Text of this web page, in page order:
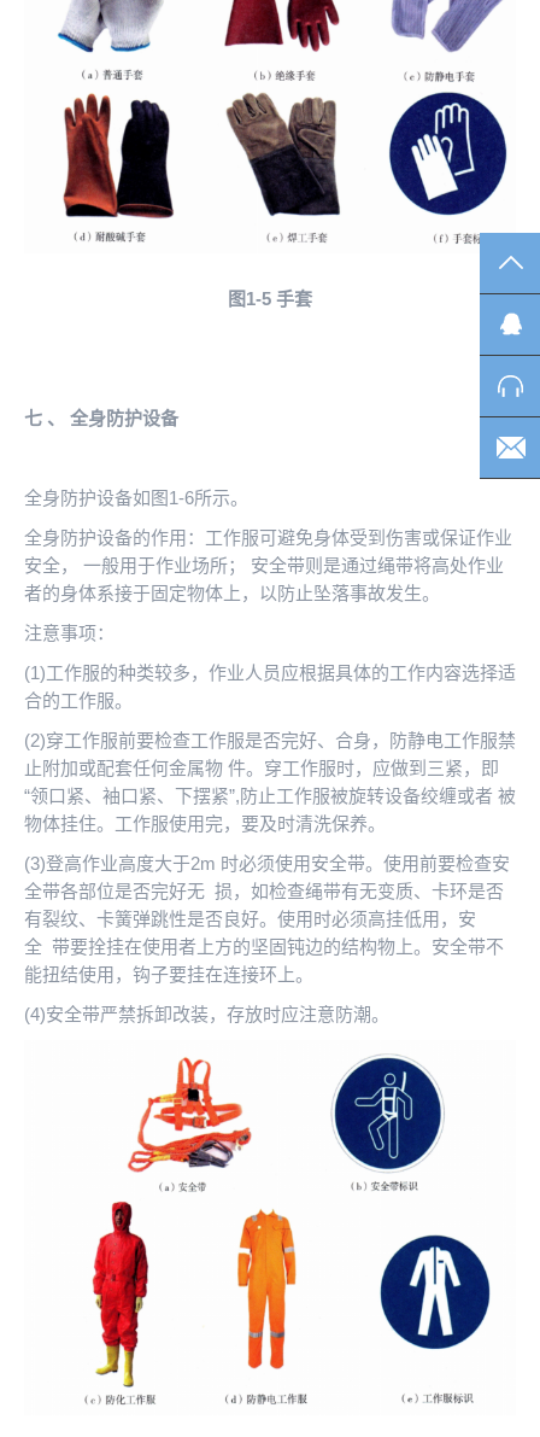
图1-5 手套
七 、 全身防护设备
全身防护设备如图1-6所示。
全身防护设备的作用：工作服可避免身体受到伤害或保证作业
安全， 一般用于作业场所； 安全带则是通过绳带将高处作业
者的身体系接于固定物体上，以防止坠落事故发生。
注意事项：
(1)工作服的种类较多，作业人员应根据具体的工作内容选择适
合的工作服。
(2)穿工作服前要检查工作服是否完好、合身，防静电工作服禁
止附加或配套任何金属物 件。穿工作服时，应做到三紧，即
“领口紧、袖口紧、下摆紧”,防止工作服被旋转设备绞缠或者 被
物体挂住。工作服使用完，要及时清洗保养。
(3)登高作业高度大于2m 时必须使用安全带。使用前要检查安
全带各部位是否完好无 损，如检查绳带有无变质、卡环是否
有裂纹、卡簧弹跳性是否良好。使用时必须高挂低用，安
全 带要拴挂在使用者上方的坚固钝边的结构物上。安全带不
能扭结使用，钩子要挂在连接环上。
(4)安全带严禁拆卸改装，存放时应注意防潮。